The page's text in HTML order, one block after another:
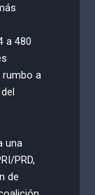
a 480
rumbo a
una
PRD,
de